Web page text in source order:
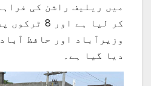
میں ریلیف راشن کی
کر لیا ہے
وزیرآباد اور حافظ
دیا گیا ہے۔